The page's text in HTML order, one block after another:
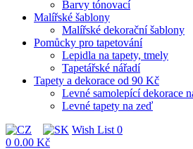
Barvy tónovací
Malířské šablony
Malířské dekorační šablony
Pomůcky pro tapetování
Lepidla na tapety, tmely
Tapetářské nářadí
Tapety a dekorace od 90 Kč
Levné samolepící dekorace
Levné tapety na zeď
Wish List 0
0 0.00 Kč